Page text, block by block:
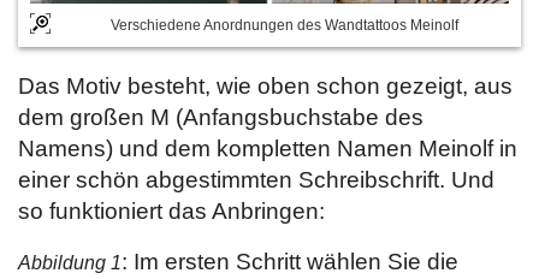
Verschiedene Anordnungen des Wandtattoos Meinolf
Das Motiv besteht, wie oben schon gezeigt, aus
dem großen M (Anfangsbuchstabe des
Namens) und dem kompletten Namen Meinolf in
einer schön abgestimmten Schreibschrift. Und
so funktioniert das Anbringen:
Abbildung 1: Im ersten Schritt wählen Sie die